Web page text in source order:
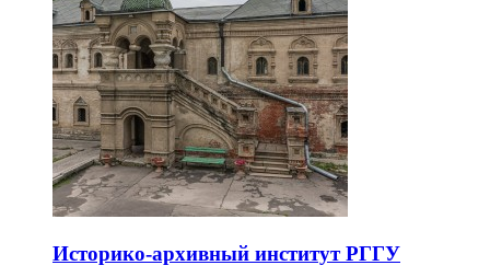
Историко-архивный институт РГГУ